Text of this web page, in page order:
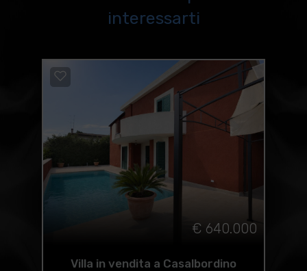
interessarti
€ 640.000
Villa in vendita a Casalbordino